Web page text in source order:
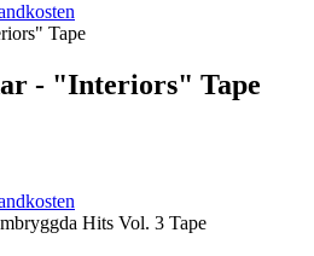
- "Interiors" Tape